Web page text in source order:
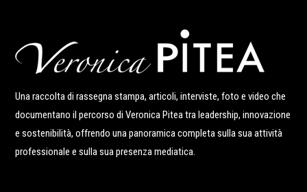
Una raccolta di rassegna stampa, articoli, interviste, foto e video che
documentano il percorso di Veronica Pitea tra leadership, innovazione
e sostenibilità, offrendo una panoramica completa sulla sua attività
professionale e sulla sua presenza mediatica.